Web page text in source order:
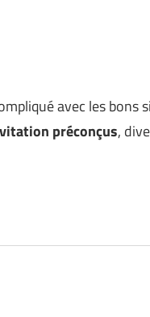
avec les bons
préconçus,